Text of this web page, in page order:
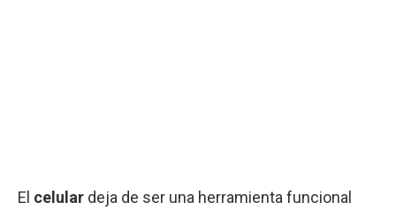
El celular deja de ser una herramienta funcional